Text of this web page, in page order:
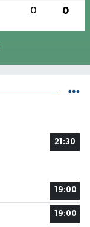
0 0
21:30
19:00
19:00